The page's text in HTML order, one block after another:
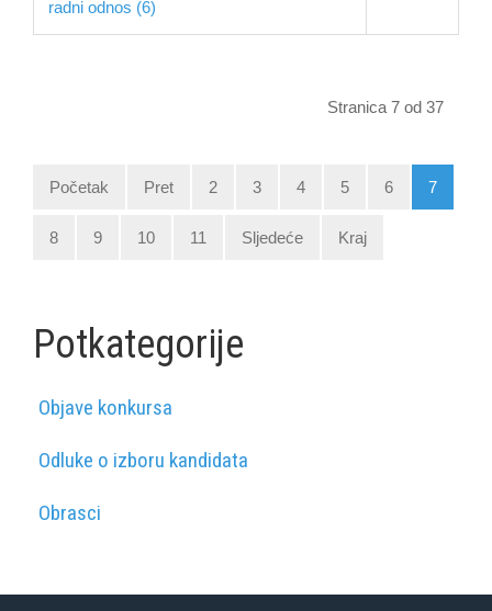
radni odnos (6)
Stranica 7 od 37
Početak Pret 2 3 4 5 6 7
8 9 10 11 Sljedeće Kraj
Potkategorije
Objave konkursa
Odluke o izboru kandidata
Obrasci